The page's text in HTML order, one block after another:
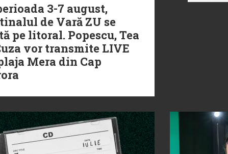
3-7 august,
de Vară ZU se
pe litoral. Popescu, Tea
vor transmite LIVE
Mera din Cap